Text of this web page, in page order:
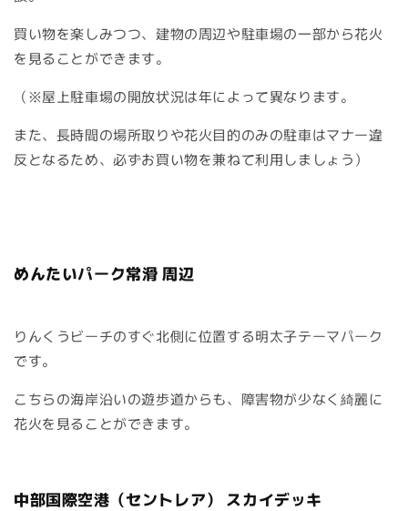
買い物を楽しみつつ、建物の周辺や駐車場の一部から花火
を見ることができます。
（※屋上駐車場の開放状況は年によって異なります。
また、長時間の場所取りや花火目的のみの駐車はマナー違
反となるため、必ずお買い物を兼ねて利用しましょう）
めんたいパーク常滑 周辺
りんくうビーチのすぐ北側に位置する明太子テーマパーク
です。
こちらの海岸沿いの遊歩道からも、障害物が少なく綺麗に
花火を見ることができます。
中部国際空港（セントレア） スカイデッキ